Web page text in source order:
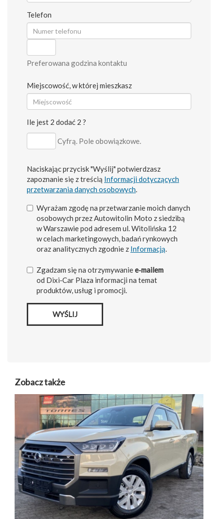
Telefon
Preferowana godzina kontaktu
Miejscowość, w której mieszkasz
Ile jest 2 dodać 2 ?
Cyfrą. Pole obowiązkowe.
Naciskając przycisk "Wyślij" potwierdzasz
zapoznanie się z treścią Informacji dotyczących
przetwarzania danych osobowych
Wyrażam zgodę na przetwarzanie moich danych
osobowych przez Autowitolin Moto z siedzibą
w Warszawie pod adresem ul. Witolińska 12
w celach marketingowych, badań rynkowych
oraz analitycznych zgodnie z Informacją
Zgadzam się na otrzymywaniee‑mailem
od Dixi‑Car Plaza informacji na temat
produktów, usług i promocji.
WYŚLIJ
Zobacz także